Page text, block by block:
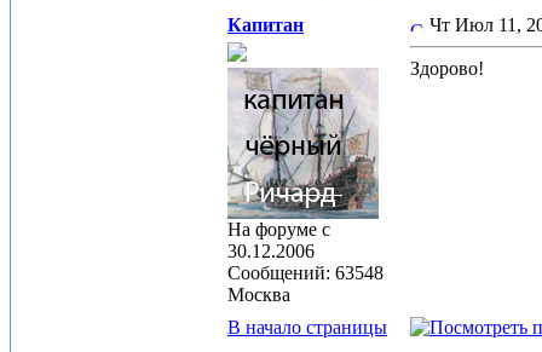
Капитан
На форуме с
30.12.2006
Сообщений: 63548
Москва
Чт Июл 11,
Здорово!
В начало страницы